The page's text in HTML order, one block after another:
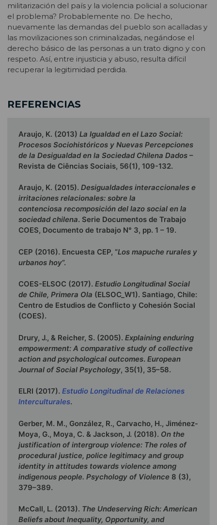
militarización del país y la violencia policial a solucionar
el problema? Probablemente no. De hecho,
nuevamente las demandas del pueblo son acalladas y
las movilizaciones son criminalizadas, negándose el
derecho básico de las personas a un trato digno y con
respeto. Así, entre injusticia y abuso, resulta difícil
recuperar la legitimidad perdida.
REFERENCIAS
Araujo, K. (2013) La Igualdad en el Lazo Social:
Procesos Sociohistóricos y Nuevas Percepciones
de la Desigualdad en la Sociedad Chilena Dados –
Revista de Ciências Sociais, 56(1), 109-132.
Araujo, K. (2015). Desigualdades interaccionales e
irritaciones relacionales: sobre la
contenciosa recomposición del lazo social en la
sociedad chilena. Serie Documentos de Trabajo
COES, Documento de trabajo N° 3, pp. 1 – 19.
CEP (2016). Encuesta CEP, “Los mapuche rurales y
urbanos hoy”.
COES-ELSOC (2017). Estudio Longitudinal Social
de Chile, Primera Ola (ELSOC_W1). Santiago, Chile:
Centro de Estudios de Conflicto y Cohesión Social
(COES).
Drury, J., & Reicher, S. (2005). Explaining enduring
empowerment: A comparative study of collective
action and psychological outcomes. European
Journal of Social Psychology, 35(1), 35–58.
ELRI (2017). Estudio Longitudinal de Relaciones
Interculturales.
Gerber, M. M., González, R., Carvacho, H., Jiménez-
Moya, G., Moya, C. & Jackson, J. (2018). On the
justification of intergroup violence: The roles of
procedural justice, police legitimacy and group
identity in attitudes towards violence among
indigenous people. Psychology of Violence 8 (3),
379–389.
McCall, L. (2013). The Undeserving Rich: American
Beliefs about Inequality, Opportunity, and